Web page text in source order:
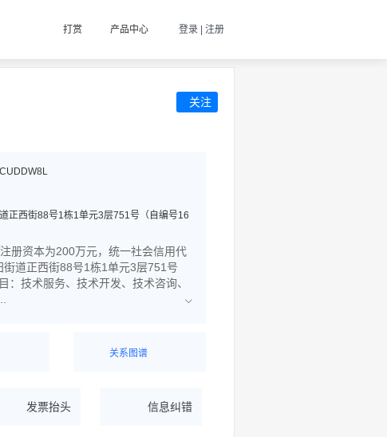
打赏 产品中心 登录 | 注册
关注
正西街88号1栋1单元3层751号（自编号16
册资本为200万元，统一社会信用代
道正西街88号1栋1单元3层751号
：技术服务、技术开发、技术咨询、
关系图谱
发票抬头 信息纠错